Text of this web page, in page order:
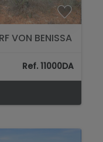
VON BENISSA
Ref. 11000DA